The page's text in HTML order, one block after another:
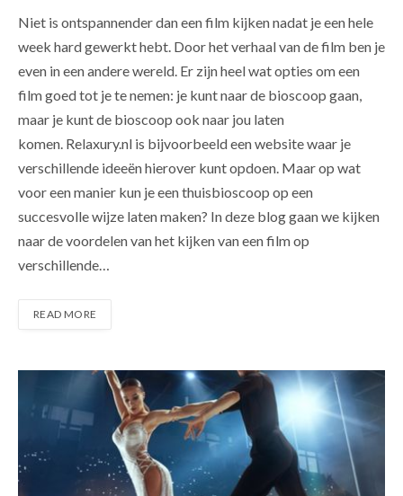
Niet is ontspannender dan een film kijken nadat je een hele
week hard gewerkt hebt. Door het verhaal van de film ben je
even in een andere wereld. Er zijn heel wat opties om een
film goed tot je te nemen: je kunt naar de bioscoop gaan,
maar je kunt de bioscoop ook naar jou laten
komen. Relaxury.nl is bijvoorbeeld een website waar je
verschillende ideeën hierover kunt opdoen. Maar op wat
voor een manier kun je een thuisbioscoop op een
succesvolle wijze laten maken? In deze blog gaan we kijken
naar de voordelen van het kijken van een film op
verschillende…
READ MORE